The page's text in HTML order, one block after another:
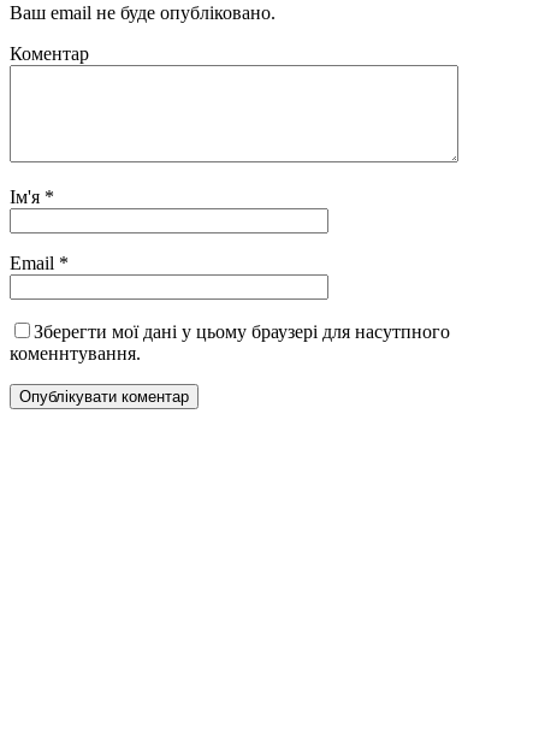
Ваш email не буде опубліковано.
Коментар
Ім'я *
Email *
Зберегти мої дані у цьому браузері для насутпного
коменнтування.